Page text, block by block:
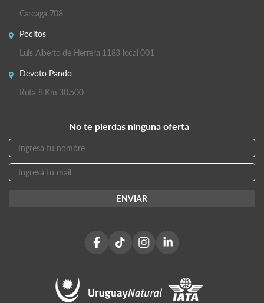
Careaga 708
Pocitos
Luis Alberto de Herrera 1183 local 001
Devoto Pando
Ruta 8 Km 30.500
No te pierdas ninguna oferta